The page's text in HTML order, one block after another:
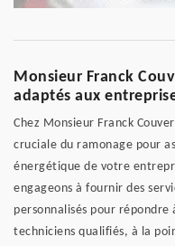
Monsieur Franck
adaptés aux
Chez Monsieur Franck
cruciale du ramonage pour
énergétique de votre
engageons à fournir des
personnalisés pour répondre
techniciens qualifiés, à la